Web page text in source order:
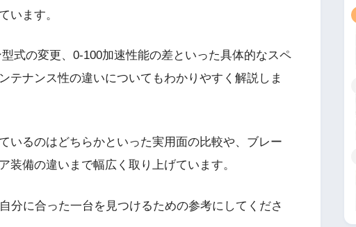
います。
式の変更、0-100加速性能の差といった具体的なスペ
テナンス性の違いについてもわかりやすく解説しま
いるのはどちらかといった実用面の比較や、ブレー
装備の違いまで幅広く取り上げています。
分に合った一台を見つけるための参考にしてくださ